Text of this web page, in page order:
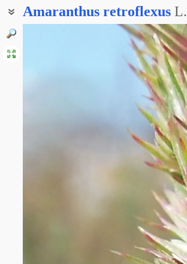
Amaranthus retroflexus L.
Амарант запрокинутый